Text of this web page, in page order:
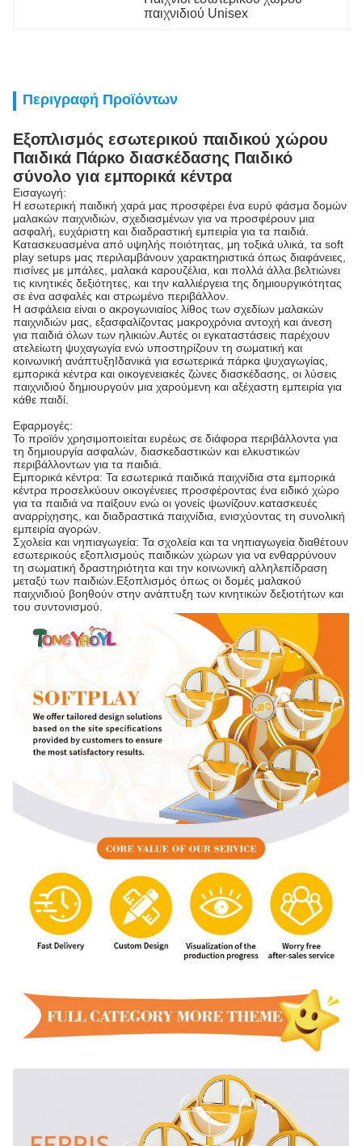
παιχνιδιού Unisex
Περιγραφή Προϊόντων
Εξοπλισμός εσωτερικού παιδικού χώρου
Παιδικά Πάρκο διασκέδασης Παιδικό
σύνολο για εμπορικά κέντρα
Εισαγωγή:
Η εσωτερική παιδική χαρά μας προσφέρει ένα ευρύ φάσμα δομών
μαλακών παιχνιδιών, σχεδιασμένων για να προσφέρουν μια
ασφαλή, ευχάριστη και διαδραστική εμπειρία για τα παιδιά.
Κατασκευασμένα από υψηλής ποιότητας, μη τοξικά υλικά, τα soft
play setups μας περιλαμβάνουν χαρακτηριστικά όπως διαφάνειες,
πισίνες με μπάλες, μαλακά καρουζέλια, και πολλά άλλα.βελτιώνει
τις κινητικές δεξιότητες, και την καλλιέργεια της δημιουργικότητας
σε ένα ασφαλές και στρωμένο περιβάλλον.
Η ασφάλεια είναι ο ακρογωνιαίος λίθος των σχεδίων μαλακών
παιχνιδιών μας, εξασφαλίζοντας μακροχρόνια αντοχή και άνεση
για παιδιά όλων των ηλικιών.Αυτές οι εγκαταστάσεις παρέχουν
ατελείωτη ψυχαγωγία ενώ υποστηρίζουν τη σωματική και
κοινωνική ανάπτυξηΙδανικά για εσωτερικά πάρκα ψυχαγωγίας,
εμπορικά κέντρα και οικογενειακές ζώνες διασκέδασης, οι λύσεις
παιχνιδιού δημιουργούν μια χαρούμενη και αξέχαστη εμπειρία για
κάθε παιδί.
Εφαρμογές:
Το προϊόν χρησιμοποιείται ευρέως σε διάφορα περιβάλλοντα για
τη δημιουργία ασφαλών, διασκεδαστικών και ελκυστικών
περιβάλλοντων για τα παιδιά.
Εμπορικά κέντρα: Τα εσωτερικά παιδικά παιχνίδια στα εμπορικά
κέντρα προσελκύουν οικογένειες προσφέροντας ένα ειδικό χώρο
για τα παιδιά να παίξουν ενώ οι γονείς ψωνίζουν.κατασκευές
αναρρίχησης, και διαδραστικά παιχνίδια, ενισχύοντας τη συνολική
εμπειρία αγορών.
Σχολεία και νηπιαγωγεία: Τα σχολεία και τα νηπιαγωγεία διαθέτουν
εσωτερικούς εξοπλισμούς παιδικών χώρων για να ενθαρρύνουν
τη σωματική δραστηριότητα και την κοινωνική αλληλεπίδραση
μεταξύ των παιδιών.Εξοπλισμός όπως οι δομές μαλακού
παιχνιδιού βοηθούν στην ανάπτυξη των κινητικών δεξιοτήτων και
του συντονισμού.